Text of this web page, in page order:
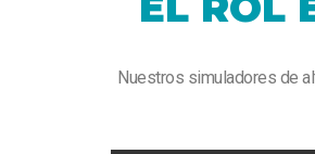
Nuestros simuladores de